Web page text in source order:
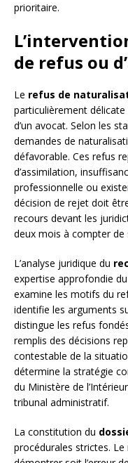
prioritaire.
de refus ou
Le refus de
particulièrement
d’un avocat. Selon les
demandes de
défavorable. Ces refus
d’assimilation,
professionnelle ou
décision de rejet doit
recours devant les
deux mois à compter de
L’analyse juridique du
expertise approfondie
examine les motifs du
identifie les arguments
distingue les refus
remplis des décisions
contestable de la
détermine la stratégie
du Ministère de
tribunal administratif.
La constitution du
procédurales strictes.